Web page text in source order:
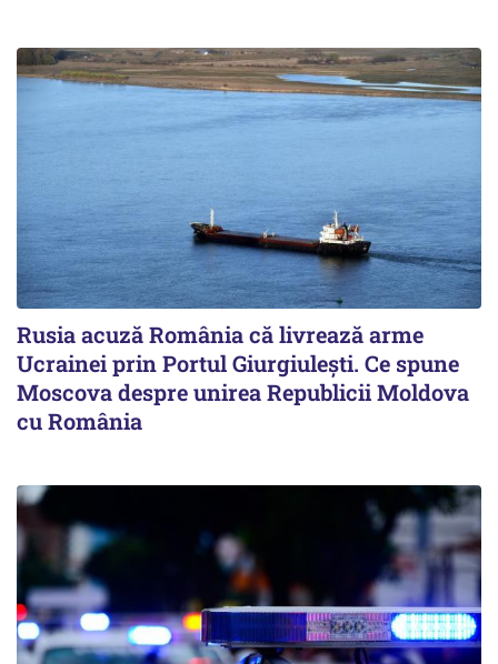
Rusia acuză România că livrează arme
Ucrainei prin Portul Giurgiulești. Ce spune
Moscova despre unirea Republicii Moldova
cu România